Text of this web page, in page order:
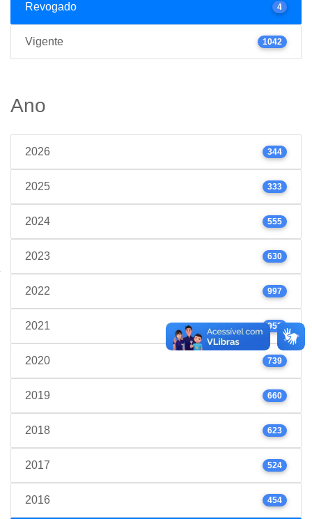
Revogado 4
Vigente 1042
Ano
2026 344
2025 333
2024 555
2023 630
2022 997
2021 952
2020 739
2019 660
2018 623
2017 524
2016 454